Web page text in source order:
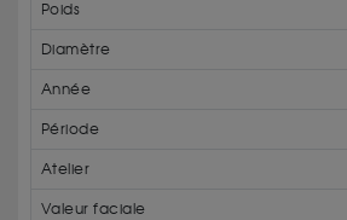
Poids
Diamètre
Année
Période
Atelier
Valeur faciale